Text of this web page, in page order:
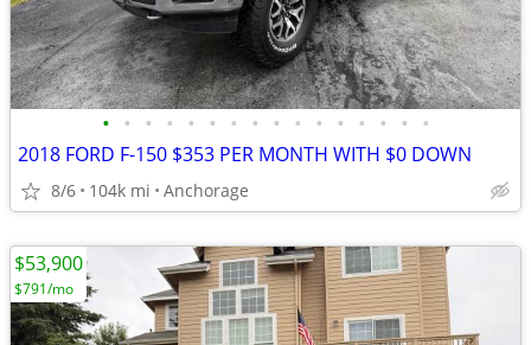
• • • • • • • • • • • • • • • •
2018 FORD F-150 $353 PER MONTH WITH $0 DOWN
8/6 104k mi Anchorage
$53,900
$791/mo